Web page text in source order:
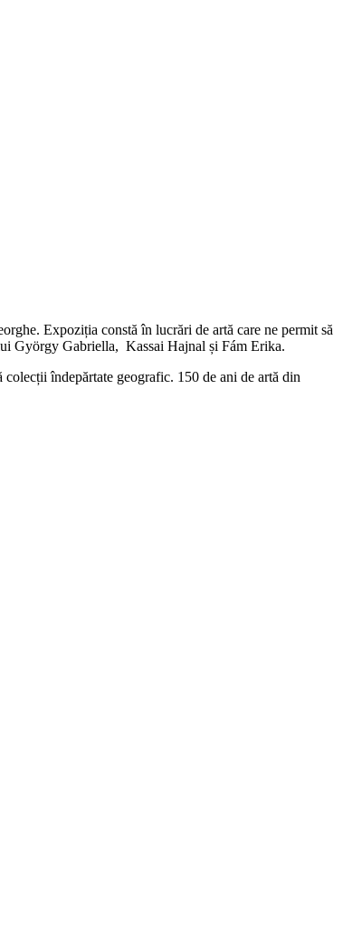
Expoziția constă în lucrări de artă care ne permit să
György Gabriella, Kassai Hajnal și Fám Erika.
îndepărtate geografic. 150 de ani de artă din